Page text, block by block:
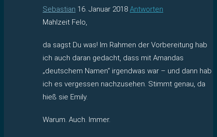
Sebastian 16. Januar 2018 Antworten
Mahlzeit Felo,
da sagst Du was! Im Rahmen der Vorbereitung hab
ich auch daran gedacht, dass mit Amandas
„deutschem Namen“ irgendwas war – und dann hab
ich es vergessen nachzusehen. Stimmt genau, da
hieß sie Emily.
Warum. Auch. Immer.